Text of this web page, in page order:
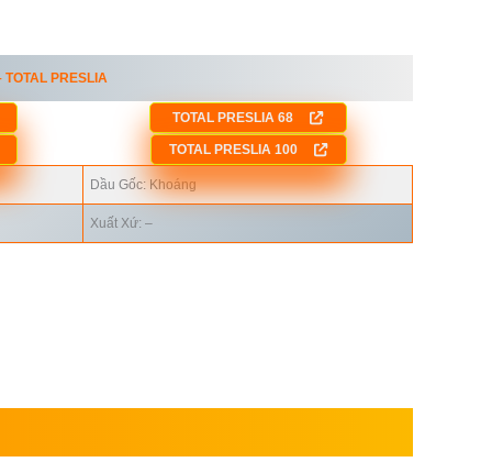
TOTAL PRESLIA
TOTAL PRESLIA 68
TOTAL PRESLIA 100
Dầu Gốc: Khoáng
Xuất Xứ: –